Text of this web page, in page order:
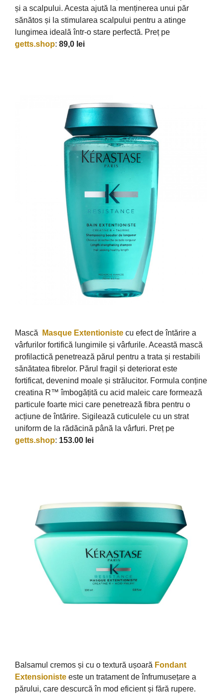
și a scalpului. Acesta ajută la menținerea unui păr
sănătos și la stimularea scalpului pentru a atinge
lungimea ideală într-o stare perfectă. Preț pe
getts.shop: 89,0 lei
Mască Masque Extentioniste cu efect de întărire a
vârfurilor fortifică lungimile și vârfurile. Această mască
profilactică penetrează părul pentru a trata și restabili
sănătatea fibrelor. Părul fragil și deteriorat este
fortificat, devenind moale și strălucitor. Formula conține
creatina R™ îmbogățită cu acid maleic care formează
particule foarte mici care penetrează fibra pentru o
acțiune de întărire. Sigilează cuticulele cu un strat
uniform de la rădăcină până la vârfuri. Preț pe
getts.shop: 153.00 lei
Balsamul cremos și cu o textură ușoară Fondant
Extensioniste este un tratament de înfrumusețare a
părului, care descurcă în mod eficient și fără rupere.